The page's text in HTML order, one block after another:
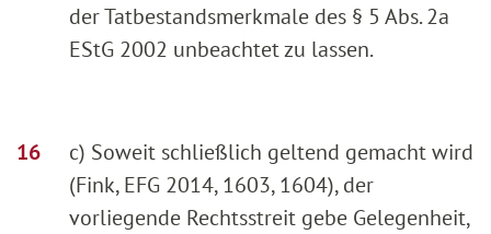
der Tatbestandsmerkmale des § 5 Abs. 2a
EStG 2002 unbeachtet zu lassen.
c) Soweit schließlich geltend gemacht wird
(Fink, EFG 2014, 1603, 1604), der
vorliegende Rechtsstreit gebe Gelegenheit,